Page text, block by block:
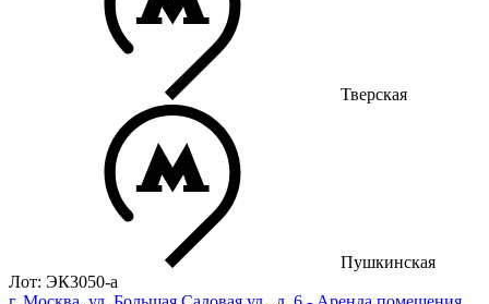
Тверская
Пушкинская
Лот: ЭК3050-a